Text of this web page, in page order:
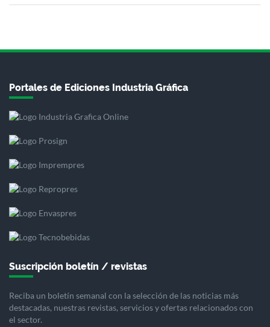
Portales de Ediciones Industria Gráfica
Suscripción boletín / revistas
Reciba un boletín semanal con la selección de las noticias más
destacadas, nuestras revistas, servicios y ofertas relacionados con
el sector.